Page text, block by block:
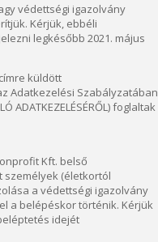
védettségi igazolvány
Kérjük, ebbéli
legkésőbb 2021. május
küldött
Adatkezelési Szabályzatában
ADATKEZELÉSÉRŐL) foglaltak
Kft. belső
személyek (életkortól
a védettségi igazolvány
a belépéskor történik. Kérjük
idejét